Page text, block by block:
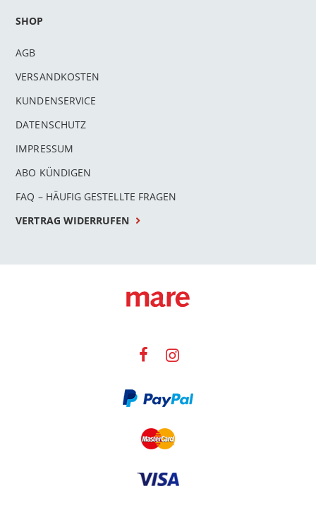
SHOP
AGB
VERSANDKOSTEN
KUNDENSERVICE
DATENSCHUTZ
IMPRESSUM
ABO KÜNDIGEN
FAQ – HÄUFIG GESTELLTE FRAGEN
VERTRAG WIDERRUFEN